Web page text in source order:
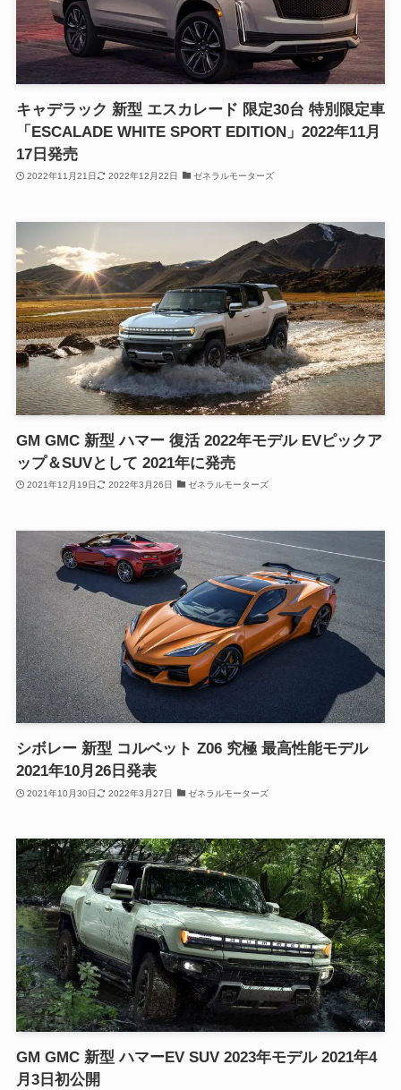
キャデラック 新型 エスカレード 限定30台 特別限定車
「ESCALADE WHITE SPORT EDITION」2022年11月
17日発売
2022年11月21日 2022年12月22日 ゼネラルモーターズ
GM GMC 新型 ハマー 復活 2022年モデル EVピックア
ップ＆SUVとして 2021年に発売
2021年12月19日 2022年3月26日 ゼネラルモーターズ
シボレー 新型 コルベット Z06 究極 最高性能モデル
2021年10月26日発表
2021年10月30日 2022年3月27日 ゼネラルモーターズ
GM GMC 新型 ハマーEV SUV 2023年モデル 2021年4
月3日初公開